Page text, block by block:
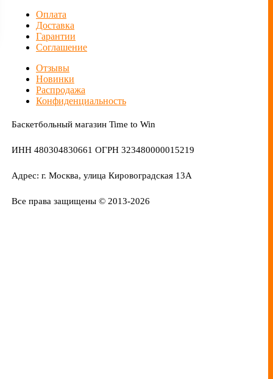
Оплата
Доставка
Гарантии
Соглашение
Отзывы
Новинки
Распродажа
Конфиденциальность
Баскетбольный магазин Time to Win
ИНН 480304830661 ОГРН 323480000015219
Адрес: г. Москва, улица Кировоградская 13А
Все права защищены © 2013-2026